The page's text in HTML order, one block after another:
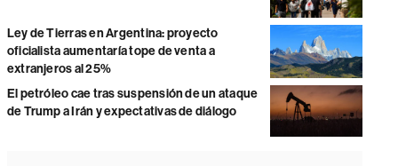
Ley de Tierras en Argentina: proyecto
oficialista aumentaría tope de venta a
extranjeros al 25%
El petróleo cae tras suspensión de un ataque
de Trump a Irán y expectativas de diálogo